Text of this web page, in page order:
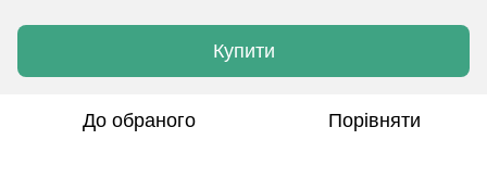
Купити
До обраного Порівняти